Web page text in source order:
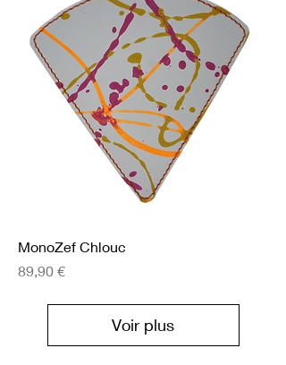
MonoZef Chlouc
Prix
89,90 €
Voir plus